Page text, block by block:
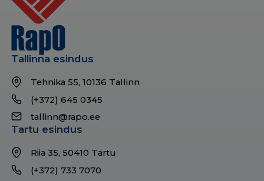
Tallinna esindus
Tehnika 55, 10136 Tallinn
(+372) 645 0345
tallinn@rapo.ee
Tartu esindus
Riia 35, 50410 Tartu
(+372) 733 7070